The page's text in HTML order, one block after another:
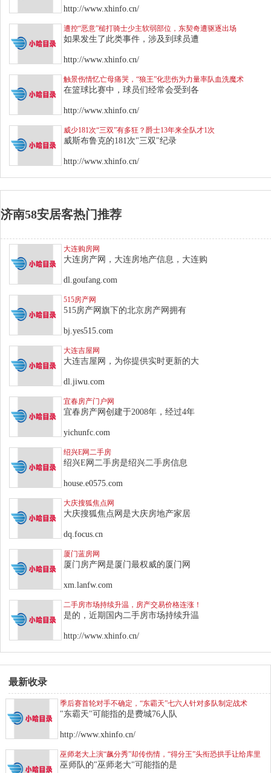
http://www.xhinfo.cn/
遭控“恶意”槌打骑士少主软弱部位，东契奇遭驱逐出场
如果发生了此类事件，涉及到球员遭
http://www.xhinfo.cn/
触景伤情忆亡母痛哭，“狼王”化悲伤为力量率队血洗魔术
在篮球比赛中，球员们经常会受到各
http://www.xhinfo.cn/
威少181次“三双”有多狂？爵士13年来全队才1次
威斯布鲁克的181次"三双"纪录
http://www.xhinfo.cn/
济南58安居客热门推荐
大连购房网
大连房产网，大连房地产信息，大连购
dl.goufang.com
515房产网
515房产网旗下的北京房产网拥有
bj.yes515.com
大连吉屋网
大连吉屋网，为你提供实时更新的大
dl.jiwu.com
宜春房产门户网
宜春房产网创建于2008年，经过4年
yichunfc.com
绍兴E网二手房
绍兴E网二手房是绍兴二手房信息
house.e0575.com
大庆搜狐焦点网
大庆搜狐焦点网是大庆房地产家居
dq.focus.cn
厦门蓝房网
厦门房产网是厦门最权威的厦门网
xm.lanfw.com
二手房市场持续升温，房产交易价格连涨！
是的，近期国内二手房市场持续升温
http://www.xhinfo.cn/
最新收录
季后赛首轮对手不确定，“东霸天”七六人针对多队制定战术
"东霸天"可能指的是费城76人队
http://www.xhinfo.cn/
巫师老大上演“飙分秀”却传伤情，“得分王”头衔恐拱手让给库里
巫师队的"巫师老大"可能指的是